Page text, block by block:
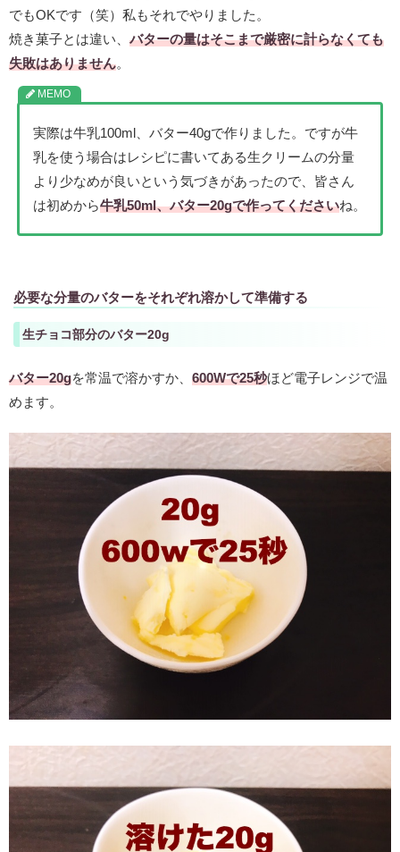
でもOKです（笑）私もそれでやりました。
焼き菓子とは違い、 バターの量はそこまで厳密に計らなくても
失敗はありません。
実際は牛乳100ml、バター40gで作りました。ですが牛
乳を使う場合はレシピに書いてある生クリームの分量
より少なめが良いという気づきがあったので、皆さん
は初めから牛乳50ml、バター20gで作ってくださいね。
必要な分量のバターをそれぞれ溶かして準備する
生チョコ部分のバター20g
バター20gを常温で溶かすか、 600Wで25秒ほど電子レンジで温
めます。